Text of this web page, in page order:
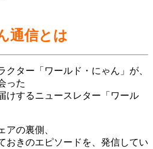
通信とは
クター「ワールド・にゃん」が、
った
けするニュースレター「ワール
アの裏側、
おきのエピソードを、発信してい